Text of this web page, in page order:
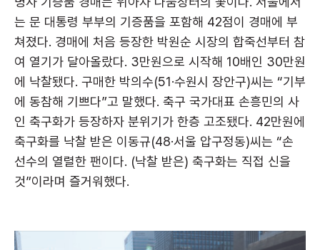
는 문 대통령 부부의 기증품을 포함해 42점이 경매에 부
쳐졌다. 경매에 처음 등장한 박원순 시장의 합죽선부터 참
여 열기가 달아올랐다. 3만원으로 시작해 10배인 30만원
에 낙찰됐다. 구매한 박의수(51·수원시 장안구)씨는 “기부
에 동참해 기쁘다”고 말했다. 축구 국가대표 손흥민의 사
인 축구화가 등장하자 분위기가 한층 고조됐다. 42만원에
축구화를 낙찰 받은 이동규(48·서울 압구정동)씨는 “손
선수의 열렬한 팬이다. (낙찰 받은) 축구화는 직접 신을
것”이라며 즐거워했다.